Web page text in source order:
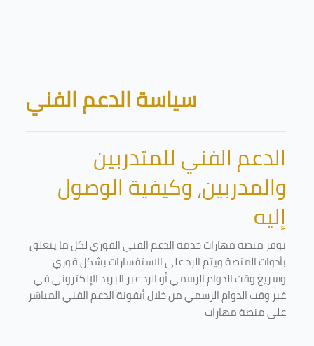
Blocks
سياسة الدعم الفني
الدعم الفني للمتدربين
والمدربين، وكيفية الوصول
إليه
توفر منصة مهارات خدمة الدعم الفني الفوري لكل ما يتعلق
بأدوات المنصة ويتم الرد على الاستفسارات بشكل فوري
وسريع وقت الدوام الرسمي أو الرد عبر البريد الإلكتروني في
غير وقت الدوام الرسمي من خلال أيقونة الدعم الفني المباشر
على منصة مهارات